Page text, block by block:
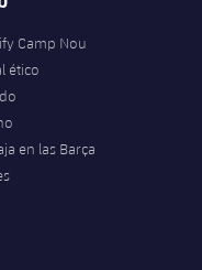
Camp Nou
ético
en las Barça